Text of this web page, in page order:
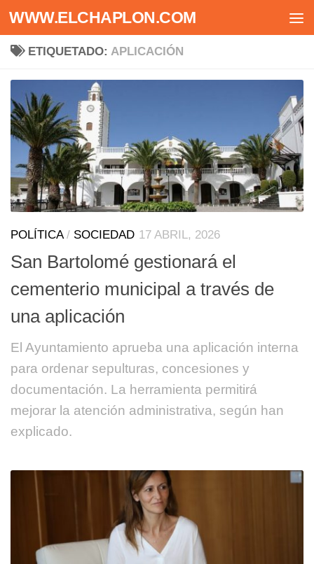
Saltar al contenido
WWW.ELCHAPLON.COM
ETIQUETADO: APLICACIÓN
POLÍTICA/ SOCIEDAD 17 ABRIL, 2026
San Bartolomé gestionará el
cementerio municipal a través de
una aplicación
El Ayuntamiento aprueba una aplicación interna
para ordenar sepulturas, concesiones y
documentación. La herramienta permitirá
mejorar la atención administrativa, según han
explicado.